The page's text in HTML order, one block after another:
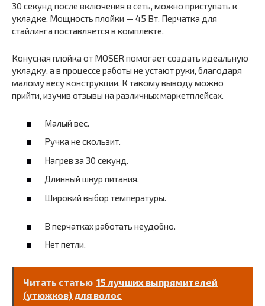
30 секунд после включения в сеть, можно приступать к
укладке. Мощность плойки — 45 Вт. Перчатка для
стайлинга поставляется в комплекте.
Конусная плойка от MOSER помогает создать идеальную
укладку, а в процессе работы не устают руки, благодаря
малому весу конструкции. К такому выводу можно
прийти, изучив отзывы на различных маркетплейсах.
Малый вес.
Ручка не скользит.
Нагрев за 30 секунд.
Длинный шнур питания.
Широкий выбор температуры.
В перчатках работать неудобно.
Нет петли.
Читать статью 15 лучших выпрямителей
(утюжков) для волос